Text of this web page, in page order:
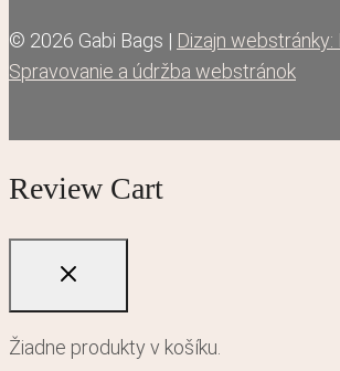
© 2026 Gabi Bags | Dizajn webstránky:
Spravovanie a údržba webstránok
Review Cart
Žiadne produkty v košíku.